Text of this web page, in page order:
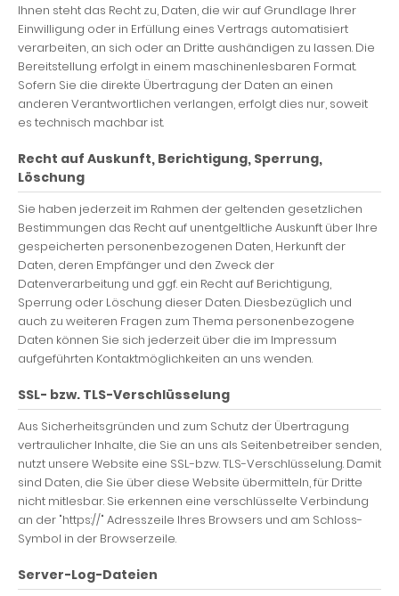
Ihnen steht das Recht zu, Daten, die wir auf Grundlage Ihrer
Einwilligung oder in Erfüllung eines Vertrags automatisiert
verarbeiten, an sich oder an Dritte aushändigen zu lassen. Die
Bereitstellung erfolgt in einem maschinenlesbaren Format.
Sofern Sie die direkte Übertragung der Daten an einen
anderen Verantwortlichen verlangen, erfolgt dies nur, soweit
es technisch machbar ist.
Recht auf Auskunft, Berichtigung, Sperrung,
Löschung
Sie haben jederzeit im Rahmen der geltenden gesetzlichen
Bestimmungen das Recht auf unentgeltliche Auskunft über Ihre
gespeicherten personenbezogenen Daten, Herkunft der
Daten, deren Empfänger und den Zweck der
Datenverarbeitung und ggf. ein Recht auf Berichtigung,
Sperrung oder Löschung dieser Daten. Diesbezüglich und
auch zu weiteren Fragen zum Thema personenbezogene
Daten können Sie sich jederzeit über die im Impressum
aufgeführten Kontaktmöglichkeiten an uns wenden.
SSL- bzw. TLS-Verschlüsselung
Aus Sicherheitsgründen und zum Schutz der Übertragung
vertraulicher Inhalte, die Sie an uns als Seitenbetreiber senden,
nutzt unsere Website eine SSL-bzw. TLS-Verschlüsselung. Damit
sind Daten, die Sie über diese Website übermitteln, für Dritte
nicht mitlesbar. Sie erkennen eine verschlüsselte Verbindung
an der "https://" Adresszeile Ihres Browsers und am Schloss-
Symbol in der Browserzeile.
Server-Log-Dateien